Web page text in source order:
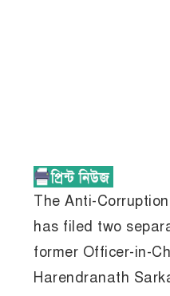
The Anti-
has filed two
former Officer-in-
Harendranath